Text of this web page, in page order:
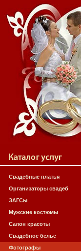
Свадебные платья
Организаторы свадеб
ЗАГСы
Мужские костюмы
Салон красоты
Свадебное белье
Фотографы